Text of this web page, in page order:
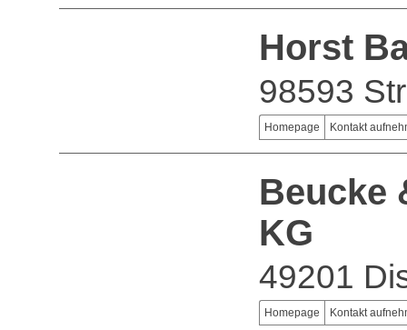
Horst
98593
Homepage Kontakt
Beucke
KG
49201
Homepage Kontakt